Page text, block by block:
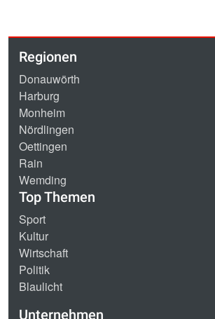
Regionen
Donauwörth
Harburg
Monheim
Nördlingen
Oettingen
Rain
Wemding
Top Themen
Sport
Kultur
Wirtschaft
Politik
Blaulicht
Unternehmen